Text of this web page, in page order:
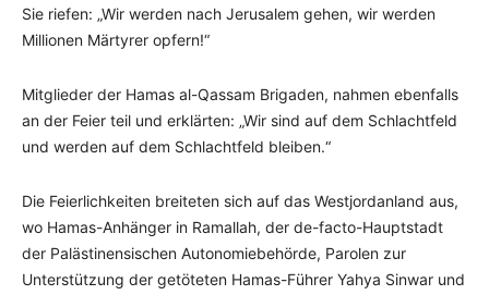
Sie riefen: „Wir werden nach Jerusalem gehen, wir werden
Millionen Märtyrer opfern!“
Mitglieder der Hamas al-Qassam Brigaden, nahmen ebenfalls
an der Feier teil und erklärten: „Wir sind auf dem Schlachtfeld
und werden auf dem Schlachtfeld bleiben.“
Die Feierlichkeiten breiteten sich auf das Westjordanland aus,
wo Hamas-Anhänger in Ramallah, der de-facto-Hauptstadt
der Palästinensischen Autonomiebehörde, Parolen zur
Unterstützung der getöteten Hamas-Führer Yahya Sinwar und